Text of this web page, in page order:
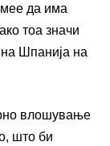
да има
тоа значи
Шпанија на
влошување
што би